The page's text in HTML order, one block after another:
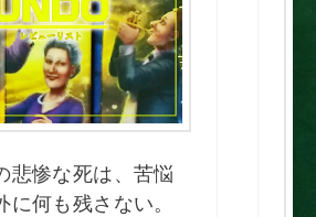
悲惨な死は、苦悩
に何も残さない。